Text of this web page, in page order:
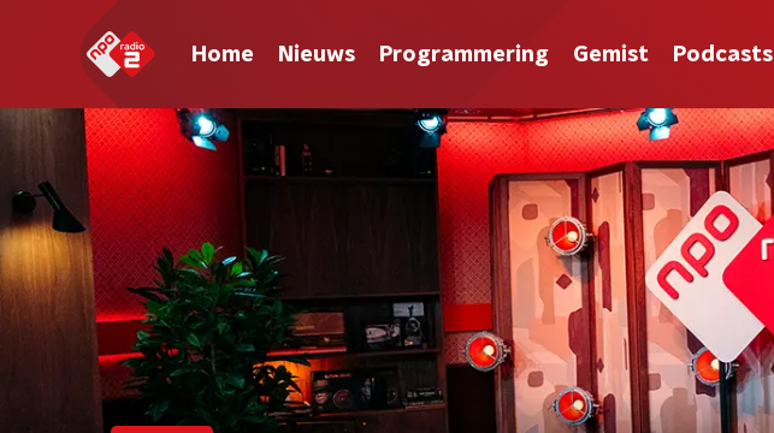
Home Nieuws Programmering Gemist Podcasts